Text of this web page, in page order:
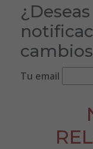
Tu email